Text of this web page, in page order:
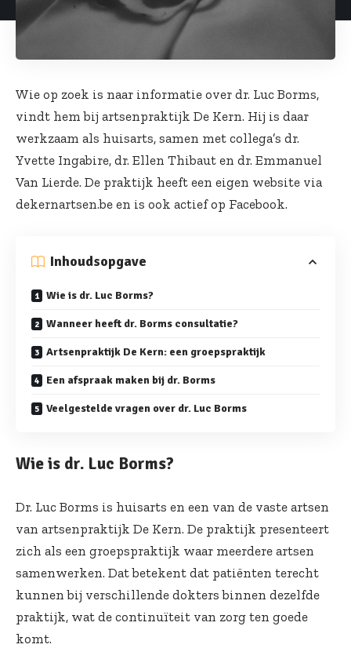
Wie op zoek is naar informatie over dr. Luc Borms,
vindt hem bij artsenpraktijk De Kern. Hij is daar
werkzaam als huisarts, samen met collega’s dr.
Yvette Ingabire, dr. Ellen Thibaut en dr. Emmanuel
Van Lierde. De praktijk heeft een eigen website via
dekernartsen.be en is ook actief op Facebook.
Inhoudsopgave
Wie is dr. Luc Borms?
Wanneer heeft dr. Borms consultatie?
Artsenpraktijk De Kern: een groepspraktijk
Een afspraak maken bij dr. Borms
Veelgestelde vragen over dr. Luc Borms
Wie is dr. Luc Borms?
Dr. Luc Borms is huisarts en een van de vaste artsen
van artsenpraktijk De Kern. De praktijk presenteert
zich als een groepspraktijk waar meerdere artsen
samenwerken. Dat betekent dat patiënten terecht
kunnen bij verschillende dokters binnen dezelfde
praktijk, wat de continuïteit van zorg ten goede
komt.